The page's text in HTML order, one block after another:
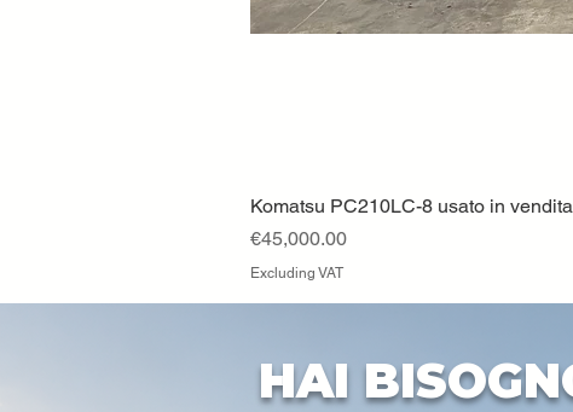
Komatsu PC210LC-8 usato in
Price
€45,000.00
Excluding VAT
HAI